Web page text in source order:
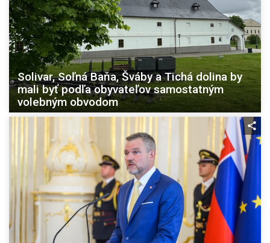
Solivar, Soľná Baňa, Šváby a Tichá dolina by
mali byť podľa obyvateľov samostatným
volebným obvodom